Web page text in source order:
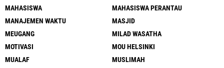
MAHASISWA
MAHASISWA PERANTAU
MANAJEMEN WAKTU
MASJID
MEUGANG
MILAD WASATHA
MOTIVASI
MOU HELSINKI
MUALAF
MUSLIMAH